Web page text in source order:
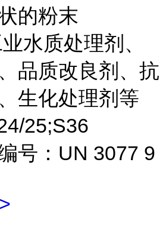
的粉末
水质处理剂、
品质改良剂、抗
生化处理剂等
25;S36
号：UN 3077 9